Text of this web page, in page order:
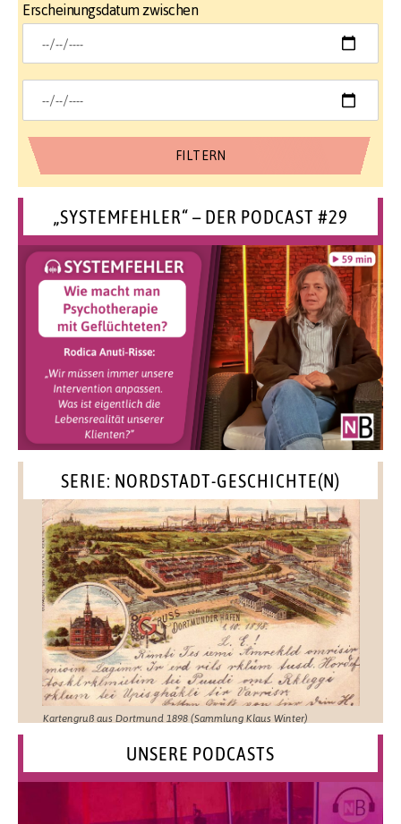
Erscheinungsdatum zwischen
„SYSTEMFEHLER“ – DER PODCAST #29
SERIE: NORDSTADT-GESCHICHTE(N)
Kartengruß aus Dortmund 1898 (Sammlung Klaus Winter)
UNSERE PODCASTS